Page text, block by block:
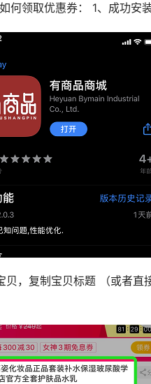
何领取优惠券： 1、成功安
，复制宝贝标题 （或者直